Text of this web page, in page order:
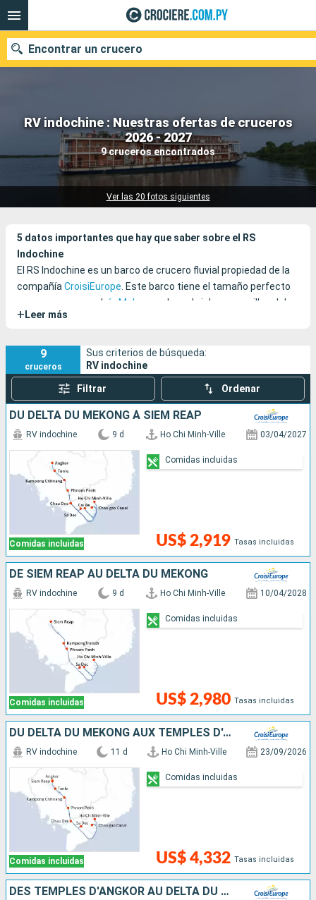
RV indochine : Nuestras ofertas de cruceros
2026 - 2027
9 cruceros encontrados
Ver las 20 fotos siguientes
Encontrar un crucero
Nuestros destinos
Fecha de salida
5 datos importantes que hay que saber sobre el RS
Indochine
El RS Indochine es un barco de crucero fluvial propiedad de la
compañíaCroisiEurope. Este barco tiene el tamaño perfecto
para navegar por el
río Mekong
y descubrir las maravillas del
sudeste asiático.
+ Leer más
9
cruceros
Sus criterios de búsqueda:
RV indochine
Filtrar Ordenar
DU DELTA DU MÉKONG À SIEM REAP
Comidas incluidas
RV indochine 9 d Ho Chi Minh-Ville 03/04/2027
US$ 2,919 Tasas incluidas
Comidas incluidas
DE SIEM REAP AU DELTA DU MÉKONG
Comidas incluidas
RV indochine 9 d Ho Chi Minh-Ville 10/04/2028
US$ 2,980 Tasas incluidas
Comidas incluidas
DU DELTA DU MÉKONG AUX TEMPLES D'ANGKOR (FORMULE PORT/PORT)
Comidas incluidas
RV indochine 11 d Ho Chi Minh-Ville 23/09/2026
US$ 4,332 Tasas incluidas
Comidas incluidas
DES TEMPLES D'ANGKOR AU DELTA DU MÉKONG